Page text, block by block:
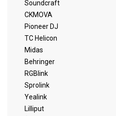
Soundcraft
CKMOVA
Pioneer DJ
TC Helicon
Midas
Behringer
RGBlink
Sprolink
Yealink
Lilliput